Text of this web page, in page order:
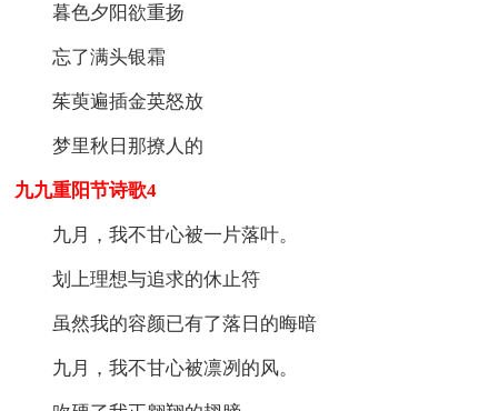
暮色夕阳欲重扬
忘了满头银霜
茱萸遍插金英怒放
梦里秋日那撩人的
九九重阳节诗歌4
九月，我不甘心被一片落叶。
划上理想与追求的休止符
虽然我的容颜已有了落日的晦暗
九月，我不甘心被凛冽的风。